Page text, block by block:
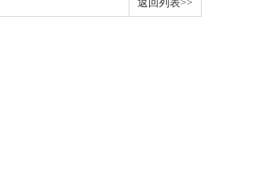
返回列表>>